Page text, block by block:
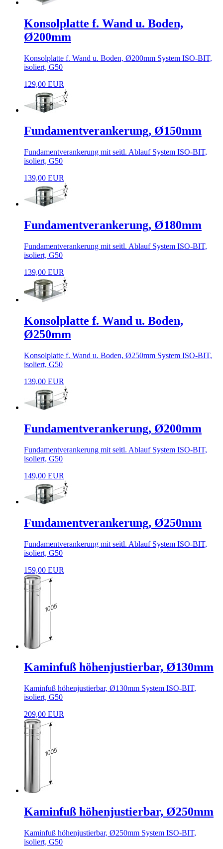
Konsolplatte f. Wand u. Boden,
Ø200mm
Konsolplatte f. Wand u. Boden, Ø200mm System ISO-BIT,
isoliert, G50
129,00 EUR
Fundamentverankerung, Ø150mm
Fundamentverankerung mit seitl. Ablauf System ISO-BIT,
isoliert, G50
139,00 EUR
Fundamentverankerung, Ø180mm
Fundamentverankerung mit seitl. Ablauf System ISO-BIT,
isoliert, G50
139,00 EUR
Konsolplatte f. Wand u. Boden,
Ø250mm
Konsolplatte f. Wand u. Boden, Ø250mm System ISO-BIT,
isoliert, G50
139,00 EUR
Fundamentverankerung, Ø200mm
Fundamentverankerung mit seitl. Ablauf System ISO-BIT,
isoliert, G50
149,00 EUR
Fundamentverankerung, Ø250mm
Fundamentverankerung mit seitl. Ablauf System ISO-BIT,
isoliert, G50
159,00 EUR
Kaminfuß höhenjustierbar, Ø130mm
Kaminfuß höhenjustierbar, Ø130mm System ISO-BIT,
isoliert, G50
209,00 EUR
Kaminfuß höhenjustierbar, Ø250mm
Kaminfuß höhenjustierbar, Ø250mm System ISO-BIT,
isoliert, G50